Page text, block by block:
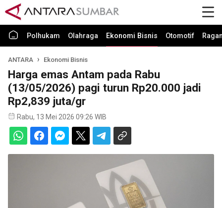
Polhukam Olahraga Ekonomi Bisnis Otomotif
ANTARA Ekonomi Bisnis
Harga emas Antam pada Rabu
(13/05/2026) pagi turun Rp20.000 jadi
Rp2,839 juta/gr
Rabu, 13 Mei 2026 09:26 WIB